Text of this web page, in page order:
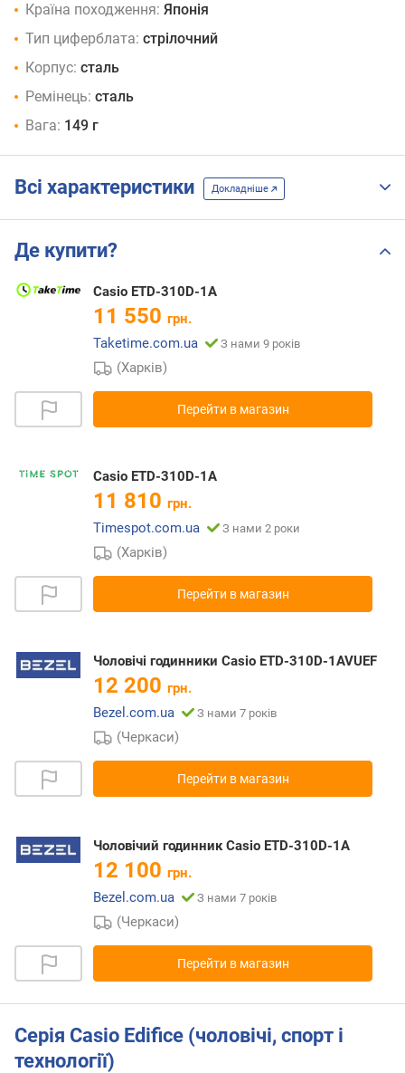
Країна походження: Японія
Тип циферблата: стрілочний
Корпус: сталь
Ремінець: сталь
Вага: 149 г
Всі характеристики Докладніше
Де купити?
Casio ETD-310D-1A
11 550 грн.
Taketime.com.ua
З нами 9 років
(Харків)
Перейти в магазин
Casio ETD-310D-1A
11 810 грн.
Timespot.com.ua
З нами 2 роки
(Харків)
Перейти в магазин
Чоловічі годинники Casio ETD-310D-1AVUEF
12 200 грн.
Bezel.com.ua
З нами 7 років
(Черкаси)
Перейти в магазин
Чоловічий годинник Casio ETD-310D-1A
12 100 грн.
Bezel.com.ua
З нами 7 років
(Черкаси)
Перейти в магазин
Серія Casio Edifice (чоловічі, спорт і
технології)